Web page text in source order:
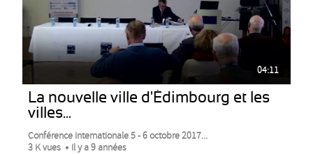
04:11
La nouvelle ville d'Édimbourg et les
villes...
Conférence internationale 5 - 6 octobre 2017...
3 K vues
Il y a 9 années